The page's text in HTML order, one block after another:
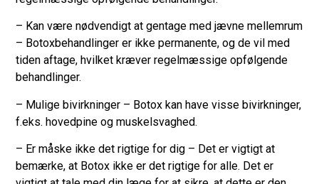
– Kan være nødvendigt at gentage med jævne mellemrum
– Botoxbehandlinger er ikke permanente, og de vil med
tiden aftage, hvilket kræver regelmæssige opfølgende
behandlinger.
– Mulige bivirkninger – Botox kan have visse bivirkninger,
f.eks. hovedpine og muskelsvaghed.
– Er måske ikke det rigtige for dig – Det er vigtigt at
bemærke, at Botox ikke er det rigtige for alle. Det er